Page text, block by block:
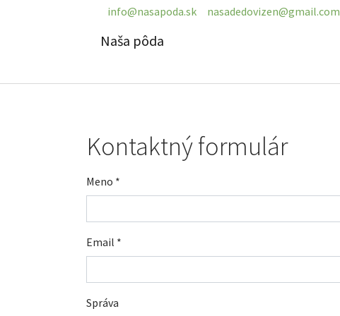
info@nasapoda.sk nasadedovizen@gmail.com
Naša pôda
Kontaktný formulár
Meno *
Email *
Správa